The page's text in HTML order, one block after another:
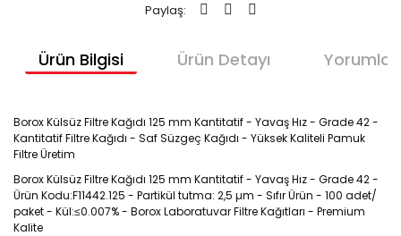
Paylaş:
Ürün Bilgisi Ürün Detayı Yorumlar
Borox Külsüz Filtre Kağıdı 125 mm Kantitatif - Yavaş Hız - Grade 42 -
Kantitatif Filtre Kağıdı - Saf Süzgeç Kağıdı - Yüksek Kaliteli Pamuk
Filtre Üretim
Borox Külsüz Filtre Kağıdı 125 mm Kantitatif - Yavaş Hız - Grade 42 -
Ürün Kodu:F11442.125 - Partikül tutma: 2,5 µm - Sıfır Ürün - 100 adet/
paket - Kül:≤0.007% - Borox Laboratuvar Filtre Kağıtları - Premium
Kalite